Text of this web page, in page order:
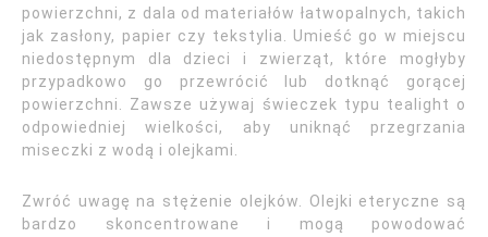
powierzchni, z dala od materiałów łatwopalnych, takich
jak zasłony, papier czy tekstylia. Umieść go w miejscu
niedostępnym dla dzieci i zwierząt, które mogłyby
przypadkowo go przewrócić lub dotknąć gorącej
powierzchni. Zawsze używaj świeczek typu tealight o
odpowiedniej wielkości, aby uniknąć przegrzania
miseczki z wodą i olejkami.
Zwróć uwagę na stężenie olejków. Olejki eteryczne są
bardzo skoncentrowane i mogą powodować